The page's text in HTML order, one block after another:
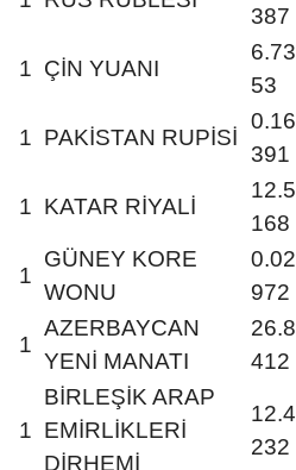
387
1 ÇİN YUANI
6.73
53
1 PAKİSTAN RUPİSİ
0.16
391
1 KATAR RİYALİ
12.5
168
1
GÜNEY KORE
WONU
0.02
972
1
AZERBAYCAN
YENİ MANATI
26.8
412
1
BİRLEŞİK ARAP
EMİRLİKLERİ
DİRHEMİ
12.4
232